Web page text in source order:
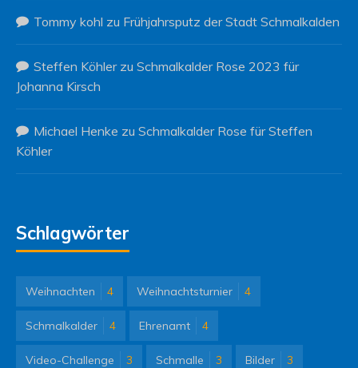
Tommy kohl zu Frühjahrsputz der Stadt Schmalkalden
Steffen Köhlerzu Schmalkalder Rose 2023 für
Johanna Kirsch
Michael Henke zu Schmalkalder Rose für Steffen
Köhler
Schlagwörter
Weihnachten 4 Weihnachtsturnier 4
Schmalkalder 4 Ehrenamt 4
Video-Challenge 3 Schmalle 3 Bilder 3